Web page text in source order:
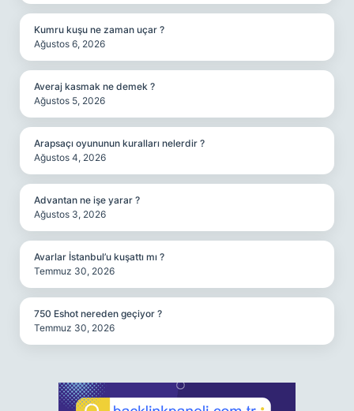
Kumru kuşu ne zaman uçar ?
Ağustos 6, 2026
Averaj kasmak ne demek ?
Ağustos 5, 2026
Arapsaçı oyununun kuralları nelerdir ?
Ağustos 4, 2026
Advantan ne işe yarar ?
Ağustos 3, 2026
Avarlar İstanbul’u kuşattı mı ?
Temmuz 30, 2026
750 Eshot nereden geçiyor ?
Temmuz 30, 2026